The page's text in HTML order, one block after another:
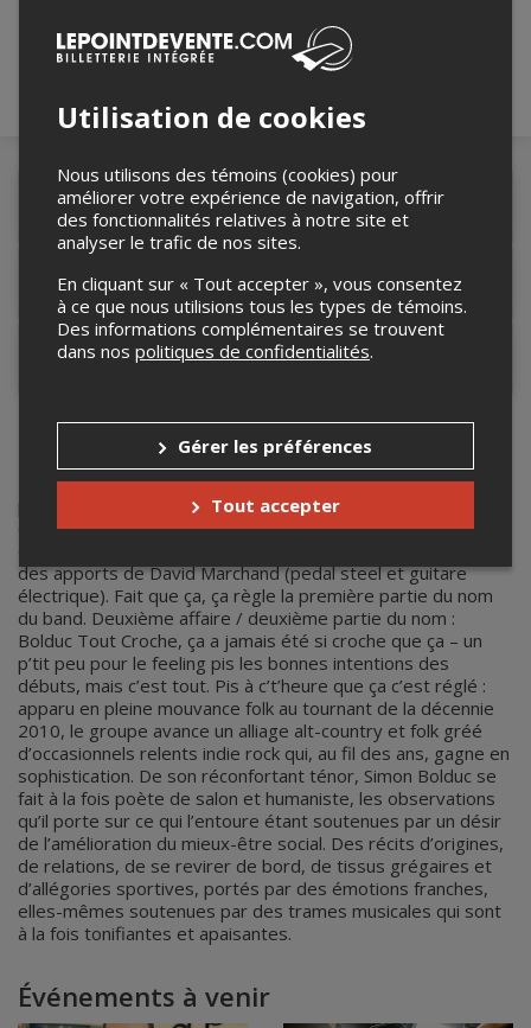
Détails de l'événement
Lieu de l'événement
Contacter l'organisateur
Bolduc tout croche
Première affaire : Bolduc Tout Croche, c’est pas juste une
personne – c’est un band formé de l’éponyme Simon Bolduc
(guitare et voix), de Marc-Antoine Sévégny (batterie) et
des apports de David Marchand (pedal steel et guitare
électrique). Fait que ça, ça règle la première partie du nom
du band. Deuxième affaire / deuxième partie du nom :
Bolduc Tout Croche, ça a jamais été si croche que ça – un
p’tit peu pour le feeling pis les bonnes intentions des
débuts, mais c’est tout. Pis à c’t’heure que ça c’est réglé :
apparu en pleine mouvance folk au tournant de la décennie
2010, le groupe avance un alliage alt-country et folk gréé
d’occasionnels relents indie rock qui, au fil des ans, gagne en
sophistication. De son réconfortant ténor, Simon Bolduc se
fait à la fois poète de salon et humaniste, les observations
qu’il porte sur ce qui l’entoure étant soutenues par un désir
de l’amélioration du mieux-être social. Des récits d’origines,
de relations, de se revirer de bord, de tissus grégaires et
d’allégories sportives, portés par des émotions franches,
elles-mêmes soutenues par des trames musicales qui sont
à la fois tonifiantes et apaisantes.
Événements à venir
Utilisation de cookies
Nous utilisons des témoins (cookies) pour
améliorer votre expérience de navigation, offrir
des fonctionnalités relatives à notre site et
analyser le trafic de nos sites.
En cliquant sur « Tout accepter », vous consentez
à ce que nous utilisions tous les types de témoins.
Des informations complémentaires se trouvent
dans nos politiques de confidentialités.
Gérer les préférences
Tout accepter